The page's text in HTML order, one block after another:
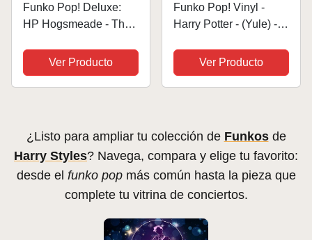
Funko Pop! Deluxe:
HP Hogsmeade - The
with Lupin - Harry
Potter - Figura de
Vinilo Coleccionable -
Ver Producto
Funko Pop! Vinyl -
Harry Potter - (Yule) -
Coleccionable - Idea
de Regalo- Mercancia
Oficial - Juguetes para
Ver Producto
¿Listo para ampliar tu colección de Funkosde
Harry Styles? Navega, compara y elige tu favorito:
desde el funko popmás común hasta la pieza que
complete tu vitrina de conciertos.